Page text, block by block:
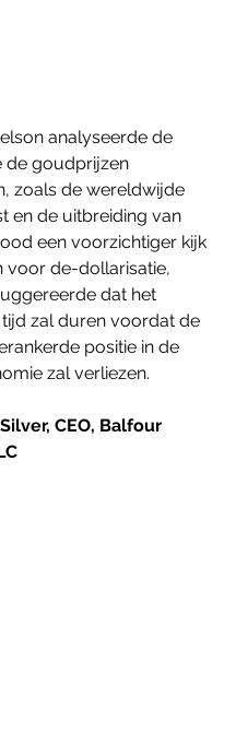
analyseerde de
de goudprijzen
zoals de wereldwijde
en de uitbreiding van
een voorzichtiger kijk
voor de-dollarisatie,
dat het
tijd zal duren voordat de
positie in de
zal verliezen.
CEO, Balfour